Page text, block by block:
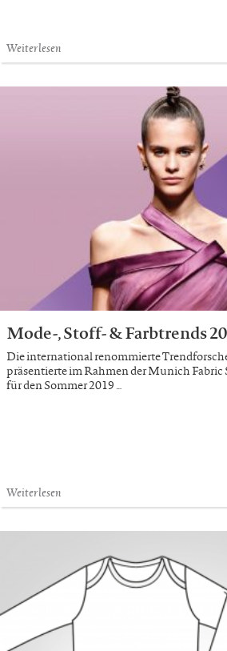
Weiterlesen
Mode-, Stoff- & Farbtrends
Die international renommierte
präsentierte im Rahmen der Munich Fabric
für den Sommer 2019 …
Weiterlesen